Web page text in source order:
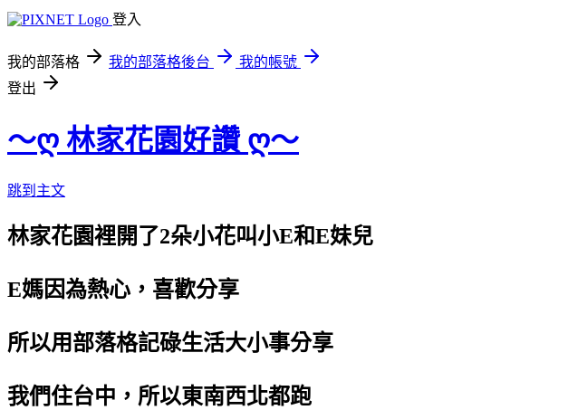
登入
我的部落格 我的部落格後台
我的帳號
登出
～ღ 林家花園好讚 ღ～
跳到主文
林家花園裡開了2朵小花叫小E和E妹兒
E媽因為熱心，喜歡分享
所以用部落格記碌生活大小事分享
我們住台中，所以東南西北都跑